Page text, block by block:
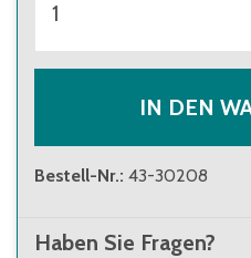
ab 36 Stück
33,40 €
IN DEN
Bestell-Nr.: 43-30208
Haben Sie Fragen?